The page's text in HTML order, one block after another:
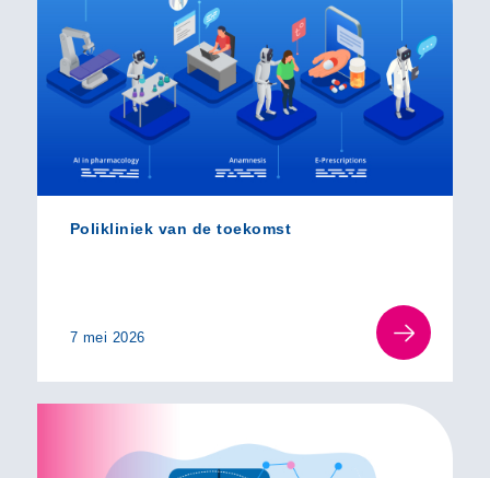
Polikliniek van de toekomst
7 mei 2026